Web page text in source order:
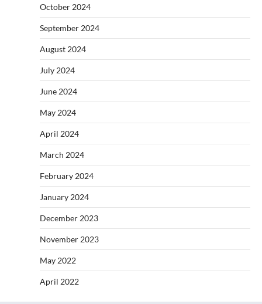
October 2024
September 2024
August 2024
July 2024
June 2024
May 2024
April 2024
March 2024
February 2024
January 2024
December 2023
November 2023
May 2022
April 2022